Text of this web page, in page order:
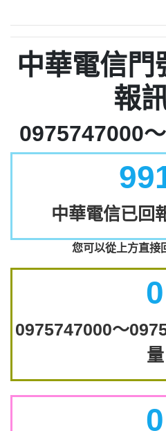
中華電信門
報
0975747000
中華電信已回
您可以從上方直接
0
0975747000～
量
0